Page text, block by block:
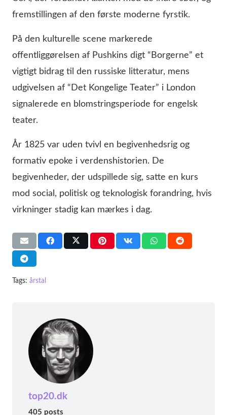
fremstillingen af den første moderne fyrstik.
På den kulturelle scene markerede
offentliggørelsen af Pushkins digt “Borgerne” et
vigtigt bidrag til den russiske litteratur, mens
udgivelsen af “Det Kongelige Teater” i London
signalerede en blomstringsperiode for engelsk
teater.
År 1825 var uden tvivl en begivenhedsrig og
formativ epoke i verdenshistorien. De
begivenheder, der udspillede sig, satte en kurs
mod social, politisk og teknologisk forandring, hvis
virkninger stadig kan mærkes i dag.
Tags: årstal
top20.dk
405 posts